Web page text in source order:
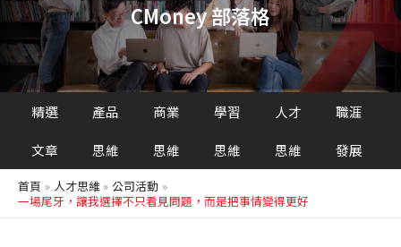
容
CMoney 部落格
精選
文章
產品
思維
商業
思維
學習
思維
人才
思維
職涯
發展
首頁 人才思維
公司活動
一場尾牙，讓我選擇不只看見問題，而是把事情變得更好